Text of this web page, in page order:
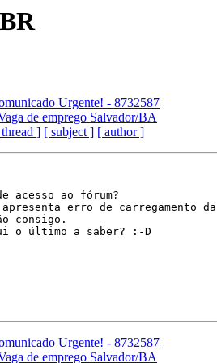
Urgente! - 8732587
de emprego Salvador/BA
] [ subject ] [ author ]
acesso ao fórum?
erro de carregamento
consigo.
o último a saber? :-D
Urgente! - 8732587
de emprego Salvador/BA